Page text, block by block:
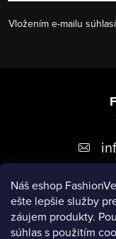
Náš eshop
ešte lepšie služby
záujem produkty. P
súhlas s použitím
Vložením e-mailu
t